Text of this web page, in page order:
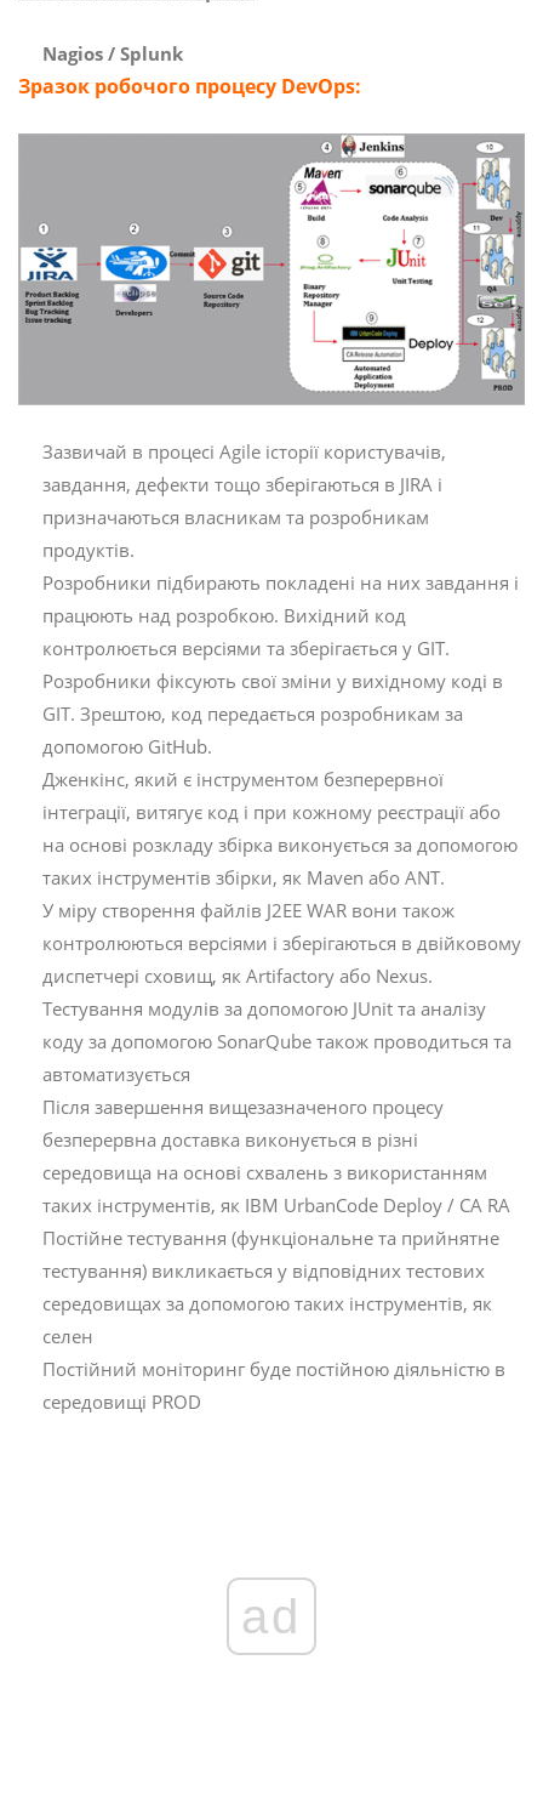
Nagios / Splunk
Зразок робочого процесу DevOps:
Зазвичай в процесі Agile історії користувачів,
завдання, дефекти тощо зберігаються в JIRA і
призначаються власникам та розробникам
продуктів.
Розробники підбирають покладені на них завдання і
працюють над розробкою. Вихідний код
контролюється версіями та зберігається у GIT.
Розробники фіксують свої зміни у вихідному коді в
GIT. Зрештою, код передається розробникам за
допомогою GitHub.
Дженкінс, який є інструментом безперервної
інтеграції, витягує код і при кожному реєстрації або
на основі розкладу збірка виконується за допомогою
таких інструментів збірки, як Maven або ANT.
У міру створення файлів J2EE WAR вони також
контролюються версіями і зберігаються в двійковому
диспетчері сховищ, як Artifactory або Nexus.
Тестування модулів за допомогою JUnit та аналізу
коду за допомогою SonarQube також проводиться та
автоматизується
Після завершення вищезазначеного процесу
безперервна доставка виконується в різні
середовища на основі схвалень з використанням
таких інструментів, як IBM UrbanCode Deploy / CA RA
Постійне тестування (функціональне та прийнятне
тестування) викликається у відповідних тестових
середовищах за допомогою таких інструментів, як
селен
Постійний моніторинг буде постійною діяльністю в
середовищі PROD
ad